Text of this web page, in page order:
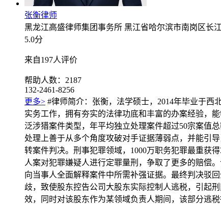
张衡律师
黑龙江高盛律师集团事务所 黑江省哈尔滨市南岗区长
5.0分
来自197人评价
帮助人数：2187
132-2461-8256
更多> #律师简介：张衡，法学硕士，2014年毕业于
实务工作，拥有夯实的法律功底和丰富的办案经验，
泛涉猎案件类型，年平均独立处理案件超过50宗案值
处理上善于从多个角度攻破对手证据薄弱点，并能引
转案件判决。刑事犯罪领域，1000万职务犯罪最重获
人案对犯罪嫌疑人进行定罪量刑，争取了更多的赔偿
向当事人全面解释案件中所需补强证据。最终判决驳
歧，致使股东控告公司大股东实际控制人逃税，引起
效，同时对该股东作为某领域负责人期间，该部分逃